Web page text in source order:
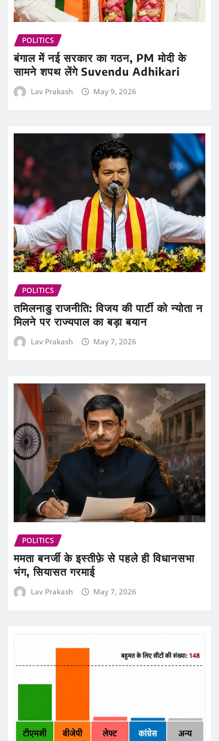
POLITICS
बंगाल में नई सरकार का गठन, PM मोदी के
सामने शपथ लेंगे Suvendu Adhikari
Lav Prakash May 9, 2026
POLITICS
तमिलनाडु राजनीति: विजय की पार्टी को न्योता न
मिलने पर राज्यपाल का बड़ा बयान
Lav Prakash May 7, 2026
POLITICS
ममता बनर्जी के इस्तीफ़े से पहले ही विधानसभा
भंग, सियासत गरमाई
Lav Prakash May 7, 2026